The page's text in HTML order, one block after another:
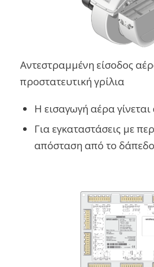
Αντεστραμμένη είσοδος
προστατευτική γρίλια
Η εισαγωγή αέρα
Για εγκαταστάσεις με
απόσταση από το δάπεδο